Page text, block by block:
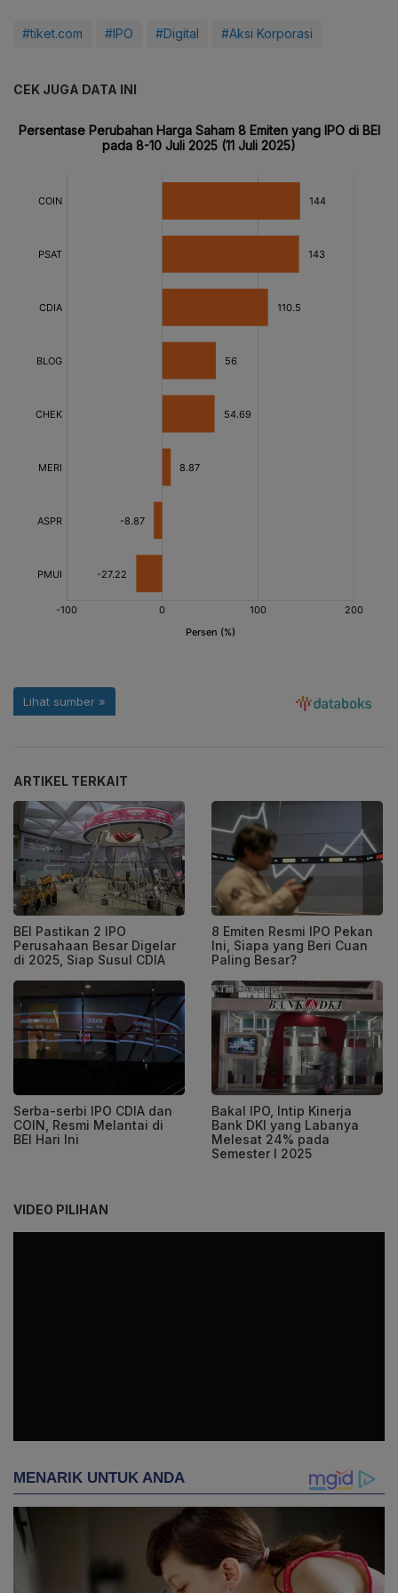
#tiket.com #IPO #Digital #Aksi Korporasi
CEK JUGA DATA INI
ARTIKEL TERKAIT
BEI Pastikan 2 IPO
Perusahaan Besar Digelar
di 2025, Siap Susul CDIA
8 Emiten Resmi IPO Pekan
Ini, Siapa yang Beri Cuan
Paling Besar?
Serba-serbi IPO CDIA dan
COIN, Resmi Melantai di
BEI Hari Ini
Bakal IPO, Intip Kinerja
Bank DKI yang Labanya
Melesat 24% pada
Semester I 2025
VIDEO PILIHAN